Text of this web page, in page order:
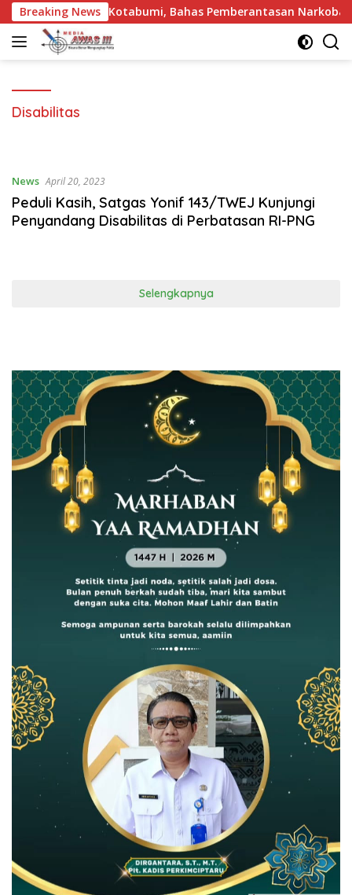
Langsung
ke
konten
Breaking News
Kalapas Kotabumi, Bahas Pemberantasan Narkoba dan
Disabilitas
News April 20, 2023
Peduli Kasih, Satgas Yonif 143/TWEJ Kunjungi
Penyandang Disabilitas di Perbatasan RI-PNG
Selengkapnya